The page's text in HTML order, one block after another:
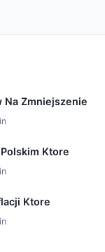
Na Zmniejszenie
Ktore
Ktore